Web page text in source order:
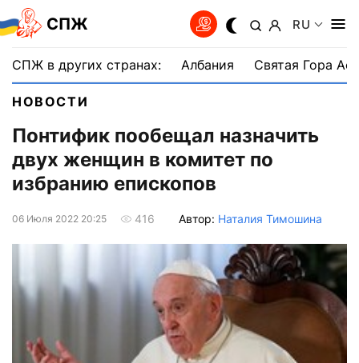
СПЖ RU
СПЖ в других странах: Албания Святая Гора
НОВОСТИ
Понтифик пообещал назначить
двух женщин в комитет по
избранию епископов
06 Июля 2022 20:25 416 Автор: Наталия Тимошина